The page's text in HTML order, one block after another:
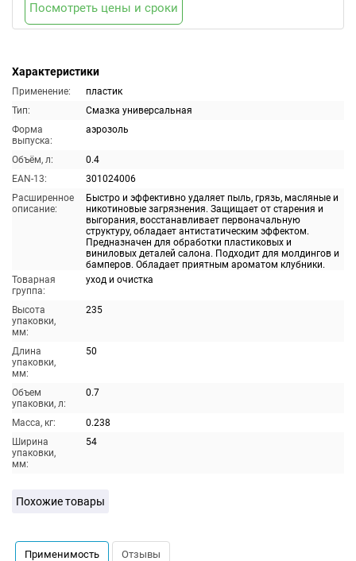
Характеристики
Применение:
пластик
Тип:
Смазка универсальная
Форма
выпуска:
аэрозоль
Объём, л:
0.4
EAN-13:
301024006
Расширенное
описание:
Быстро и эффективно удаляет пыль, грязь, масляные и
никотиновые загрязнения. Защищает от старения и
выгорания, восстанавливает первоначальную
структуру, обладает антистатическим эффектом.
Предназначен для обработки пластиковых и
виниловых деталей салона. Подходит для молдингов и
бамперов. Обладает приятным ароматом клубники.
Товарная
группа:
уход и очистка
Высота
упаковки,
мм:
235
Длина
упаковки,
мм:
50
Объем
упаковки, л:
0.7
Масса, кг:
0.238
Ширина
упаковки,
мм:
54
Посмотреть цены и сроки
Похожие товары
Применимость Отзывы